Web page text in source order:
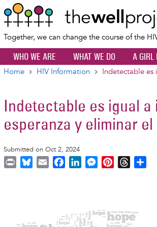
Together, we can change the course of the
WHO WE ARE WHAT WE DO A GIRL
Home HIV Information Indetectable es
Indetectable es igual
esperanza y eliminar
Submitted on Oct 2, 2024
k
o
d
M
e
e
r
a
d